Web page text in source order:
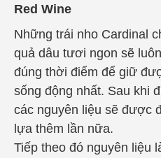
Red Wine
Những trái nho Cardinal
quả dâu tươi ngon sẽ
đúng thời điểm để giữ
sống động nhất. Sau khi
các nguyên liệu sẽ được
lựa thêm lần nữa.
Tiếp theo đó nguyên liệu